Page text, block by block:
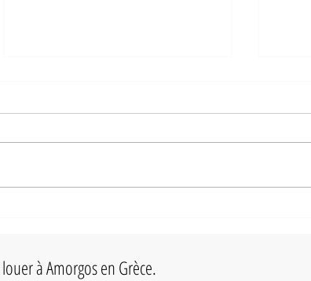
donné à l'île une grande...
à Amorgos en Grèce.